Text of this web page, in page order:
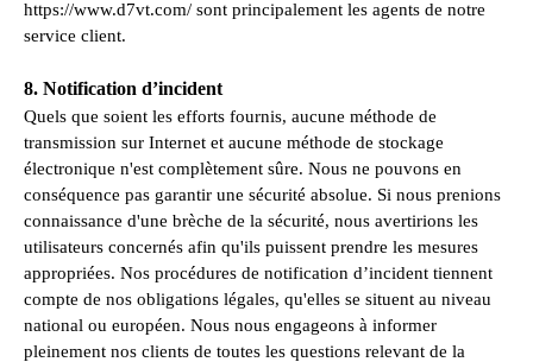
https://www.d7vt.com/ sont principalement les agents de notre
service client.
8. Notification d’incident
Quels que soient les efforts fournis, aucune méthode de
transmission sur Internet et aucune méthode de stockage
électronique n'est complètement sûre. Nous ne pouvons en
conséquence pas garantir une sécurité absolue. Si nous prenions
connaissance d'une brèche de la sécurité, nous avertirions les
utilisateurs concernés afin qu'ils puissent prendre les mesures
appropriées. Nos procédures de notification d’incident tiennent
compte de nos obligations légales, qu'elles se situent au niveau
national ou européen. Nous nous engageons à informer
pleinement nos clients de toutes les questions relevant de la